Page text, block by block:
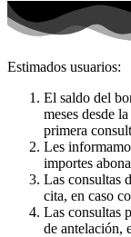
Estimados usuarios:
El saldo del
meses desde
primera
Les
importes
Las consultas
cita, en caso
Las consultas
de antelación,